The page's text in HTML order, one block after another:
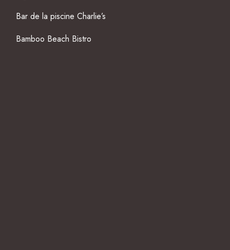
Bar de la piscine Charlie’s
Bamboo Beach Bistro